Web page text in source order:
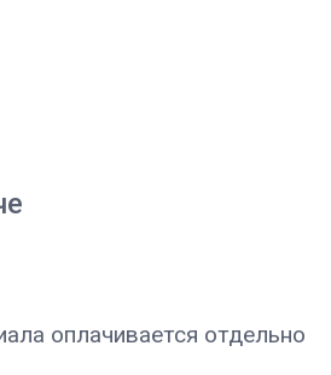
оплачивается отдельно